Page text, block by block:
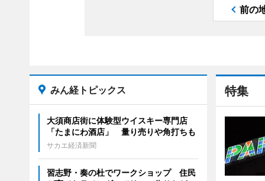
前の
特集
みん経トピックス
大須商店街に体験型ウイスキー専門店
「たまにわ酒店」 量り売りや角打ちも
サカエ経済新聞
習志野・奏の杜でワークショップ 住民